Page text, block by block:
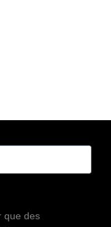
que des